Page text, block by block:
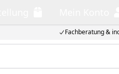
Fachberatung &